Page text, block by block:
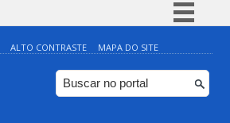
Simplifique!
Comunica BR
Participe
ALTO CONTRASTE MAPA DO SITE